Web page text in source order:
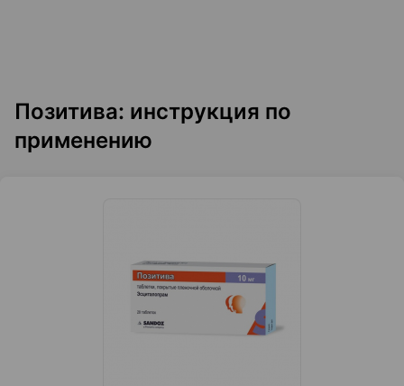
Позитива: инструкция по
применению